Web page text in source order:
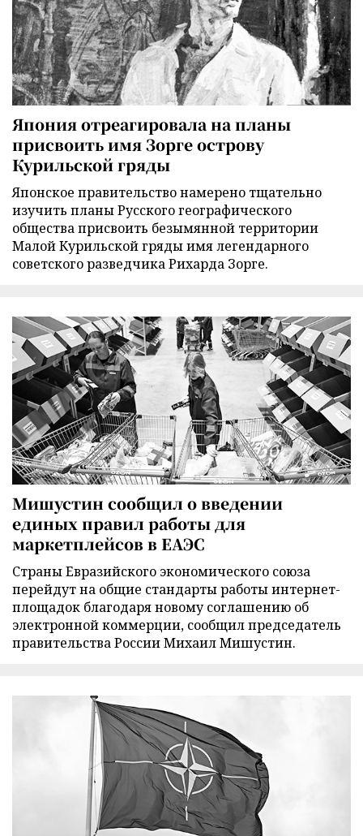
Япония отреагировала на планы
присвоить имя Зорге острову
Курильской гряды
Японское правительство намерено тщательно
изучить планы Русского географического
общества присвоить безымянной территории
Малой Курильской гряды имя легендарного
советского разведчика Рихарда Зорге.
Мишустин сообщил о введении
единых правил работы для
маркетплейсов в ЕАЭС
Страны Евразийского экономического союза
перейдут на общие стандарты работы интернет-
площадок благодаря новому соглашению об
электронной коммерции, сообщил председатель
правительства России Михаил Мишустин.